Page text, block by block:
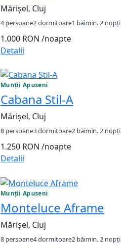
Mărișel, Cluj
4 persoane2 dormitoare1 băimin. 2 nopți
1.000 RON /noapte
Detalii
Munții Apuseni
Cabana Stil-A
Mărișel, Cluj
8 persoane3 dormitoare2 băimin. 2 nopți
1.250 RON /noapte
Detalii
Munții Apuseni
Monteluce Aframe
Mărișel, Cluj
8 persoane4 dormitoare2 băimin. 2 nopți